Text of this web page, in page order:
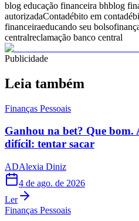
blog educação financeira bhblog
autorizadaContadébito em conta
financeiraeducando seu bolso
centralreclamação banco central
Publicidade
Leia também
Finanças Pessoais
Ganhou na bet? Que bom.
difícil: tentar sacar
ADAlexia Diniz
4 de ago. de 2026
Ler
Finanças Pessoais